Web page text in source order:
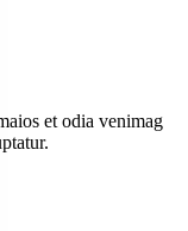
et odia venimag